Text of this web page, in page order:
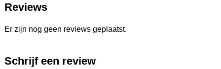
Reviews
Er zijn nog geen reviews geplaatst.
Schrijf een review